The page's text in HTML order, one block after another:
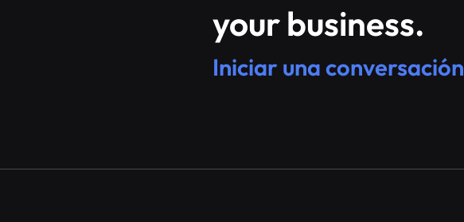
your business.
Iniciar una conversación